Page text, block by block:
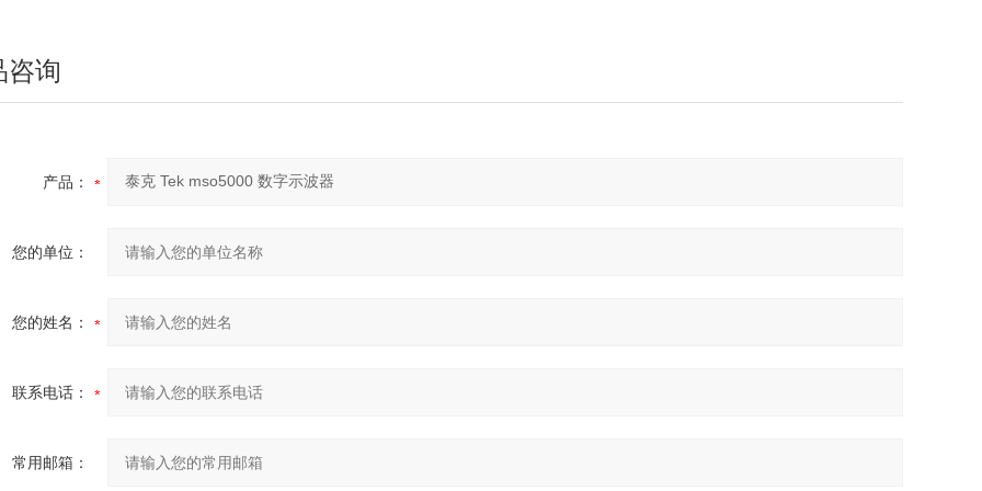
咨询
产品：
您的单位：
您的姓名：
联系电话：
常用邮箱：